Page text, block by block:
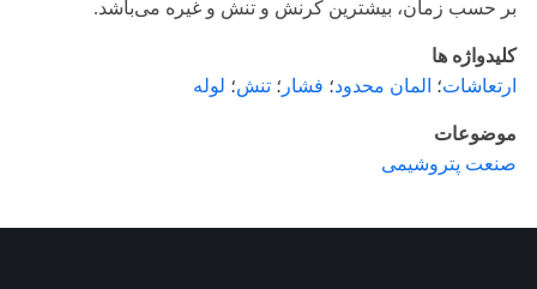
بر حسب زمان، بیشترین کرنش و تنش و غیره می‌باشد.
کلیدواژه ها
ارتعاشات؛ المان محدود؛ فشار ؛ تنش؛ لوله
موضوعات
صنعت پتروشیمی